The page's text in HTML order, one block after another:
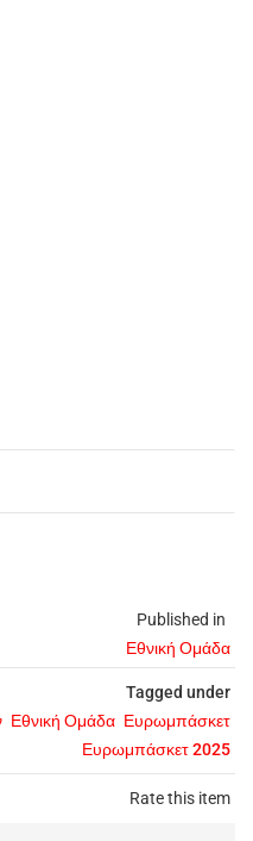
Published in
Εθνική Ομάδα
Tagged under
Εθνική Ομάδα Ευρωμπάσκετ
Ευρωμπάσκετ 2025
Rate this item